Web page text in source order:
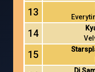
13
14
15